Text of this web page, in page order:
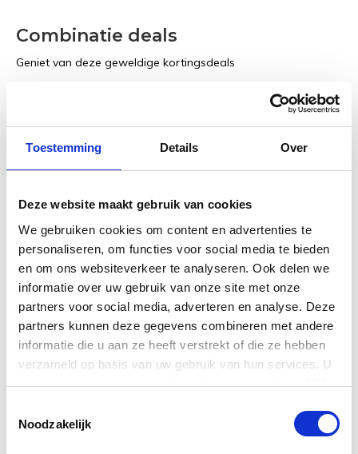
Toestemming Details Over
Deze website maakt gebruik van cookies
We gebruiken cookies om content en advertenties te
personaliseren, om functies voor social media te bieden
en om ons websiteverkeer te analyseren. Ook delen we
informatie over uw gebruik van onze site met onze
partners voor social media, adverteren en analyse. Deze
partners kunnen deze gegevens combineren met andere
informatie die u aan ze heeft verstrekt of die ze hebben
verzameld op basis van uw gebruik van hun services. U
gaat akkoord met onze cookies als u onze website blijft
Noodzakelijk
Combinatie deals
Geniet van deze geweldige kortingsdeals
Richwood A-60-CE | Master
Gitaarhoes voor akoestische
gitaar
Richwood +
Gitaarhoes
TIP!